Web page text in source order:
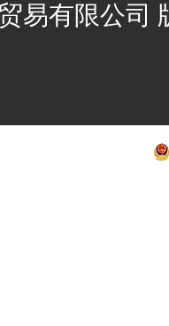
易有限公司